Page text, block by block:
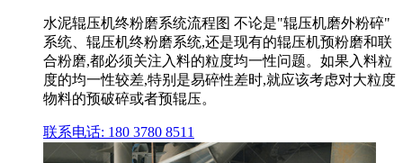
水泥辊压机终粉磨系统流程图 不论是"辊压机磨外粉碎"
系统、辊压机终粉磨系统,还是现有的辊压机预粉磨和联
合粉磨,都必须关注入料的粒度均一性问题。如果入料粒
度的均一性较差,特别是易碎性差时,就应该考虑对大粒度
物料的预破碎或者预辊压。
联系电话: 180 3780 8511